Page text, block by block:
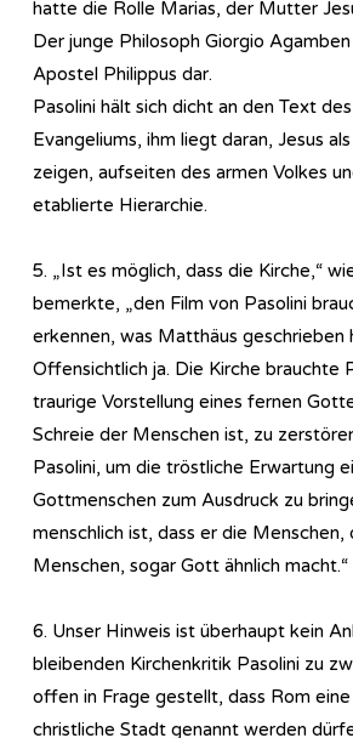
hatte die Rolle Marias, der Mutter
Der junge Philosoph Giorgio
Apostel Philippus dar.
Pasolini hält sich dicht an den Text
Evangeliums, ihm liegt daran, Jesus
zeigen, aufseiten des armen Volkes
etablierte Hierarchie.
5. „Ist es möglich, dass die Kirche,“
bemerkte, „den Film von Pasolini
erkennen, was Matthäus geschrieben
Offensichtlich ja. Die Kirche brauchte
traurige Vorstellung eines fernen
Schreie der Menschen ist, zu
Pasolini, um die tröstliche Erwartung
Gottmenschen zum Ausdruck zu
menschlich ist, dass er die Menschen,
Menschen, sogar Gott ähnlich macht.“
6. Unser Hinweis ist überhaupt kein
bleibenden Kirchenkritik Pasolini zu
offen in Frage gestellt, dass Rom
christliche Stadt genannt werden